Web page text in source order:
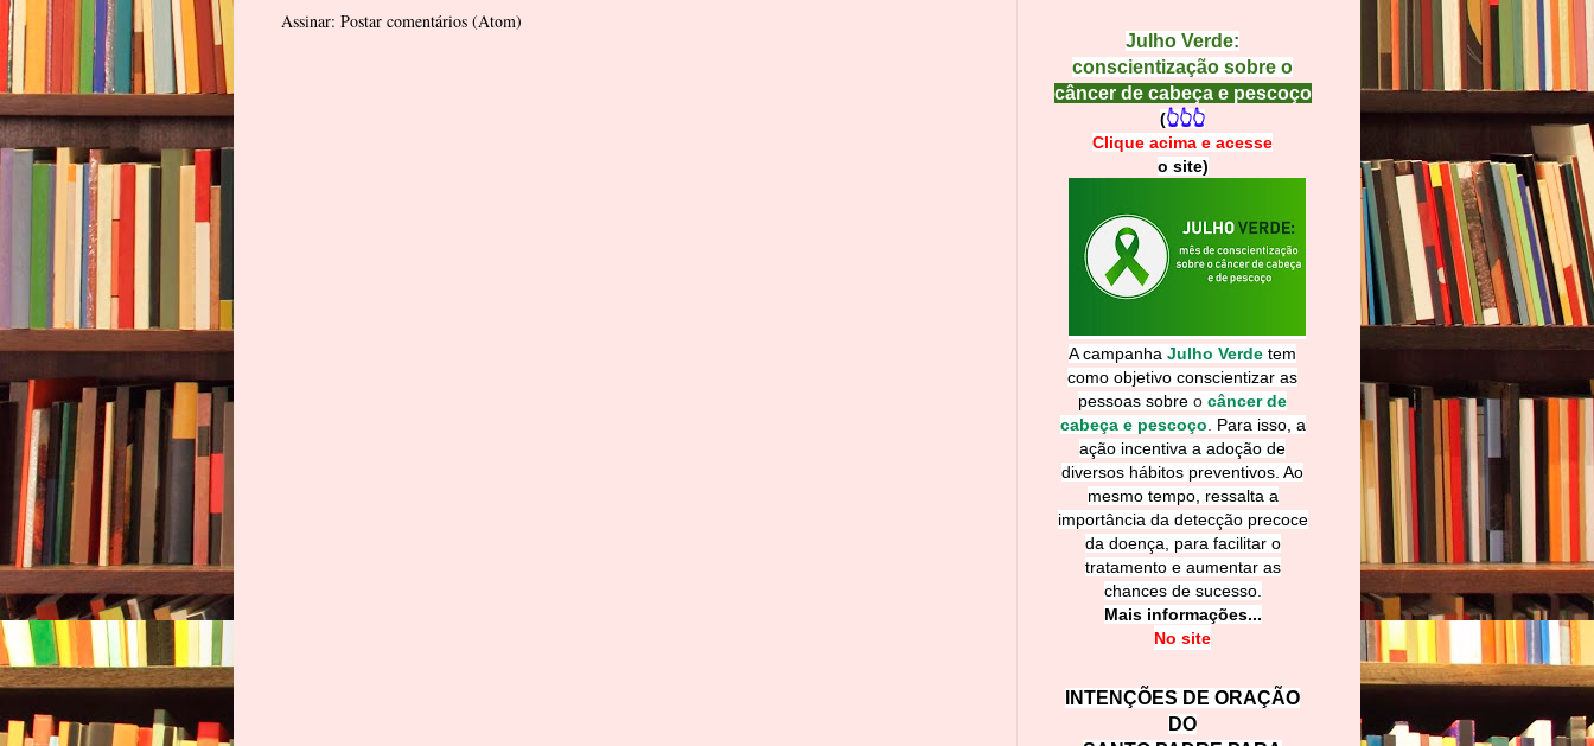
Assinar: Postar comentários (Atom)
Julho Verde:
conscientização sobre o
câncer de cabeça e pescoço
(👆👆👆
Clique acima e acesse
o site)
A campanha Julho Verde tem
como objetivo conscientizar as
pessoas sobre o câncer de
cabeça e pescoço
Para isso, a
ação incentiva a adoção de
diversos hábitos preventivos. Ao
mesmo tempo, ressalta a
importância da detecção precoce
da doença, para facilitar o
tratamento e aumentar as
chances de sucesso.
Mais informações...
No site
INTENÇÕES DE ORAÇÃO
DO